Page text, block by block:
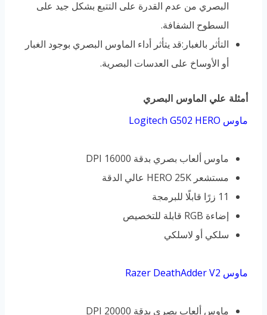
البصري من عدم القدرة على التتبع بشكل جيد على
السطوح الشفافة.
التأثر بالغبار:قد يتأثر أداء الماوس البصري بوجود الغبار
أو الأوساخ على العدسات البصرية.
أمثلة علي الماوس البصري
ماوس Logitech G502 HERO
ماوس ألعاب بصري بدقة 16000 DPI
مستشعر HERO 25K عالي الدقة
11 زرًا قابلًا للبرمجة
إضاءة RGB قابلة للتخصيص
سلكي أو لاسلكي
ماوس Razer DeathAdder V2
ماوس ألعاب بصري بدقة 20000 DPI